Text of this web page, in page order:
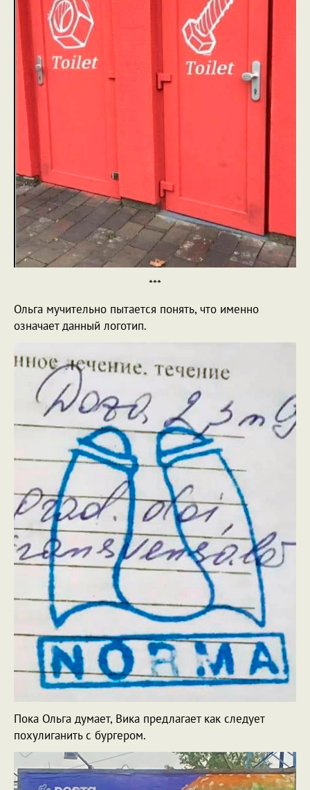
***
Ольга мучительно пытается понять, что именно
означает данный логотип.
Пока Ольга думает, Вика предлагает как следует
похулиганить с бургером.